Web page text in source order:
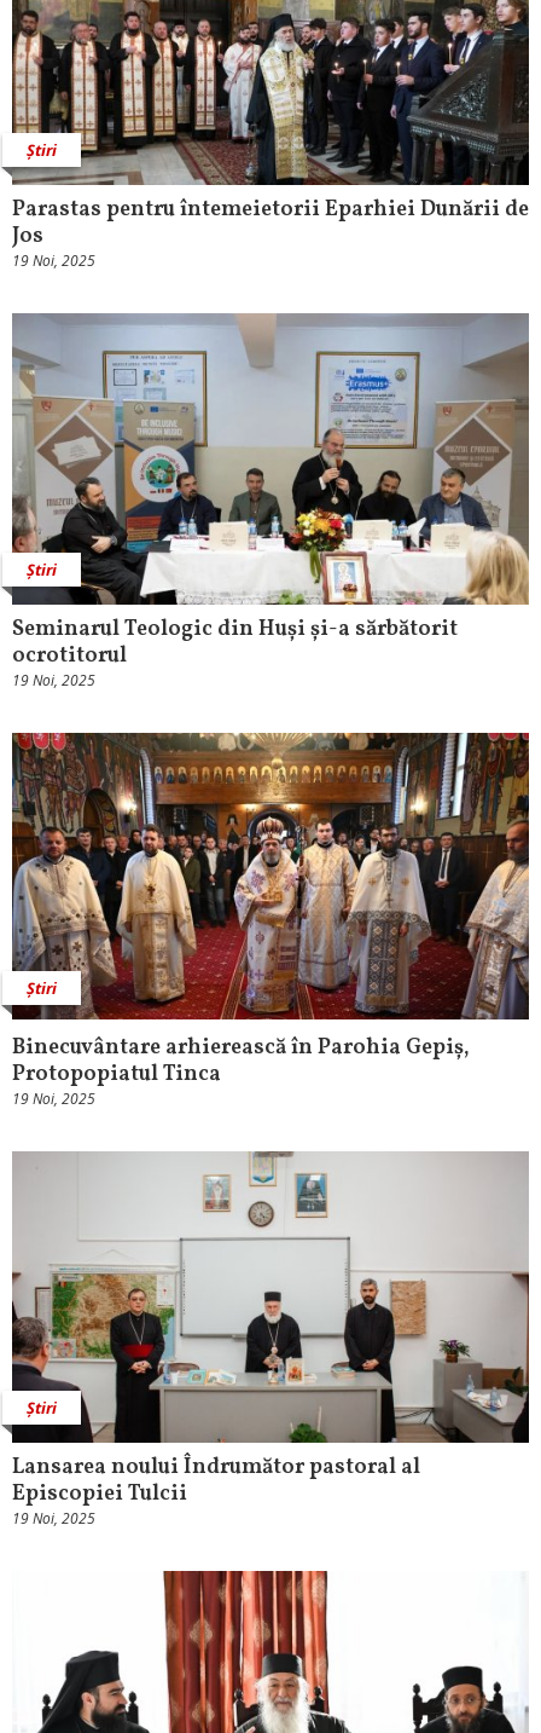
Știri
Parastas pentru întemeietorii Eparhiei Dunării de
Jos
19 Noi, 2025
Știri
Seminarul Teologic din Huși și-a sărbătorit
ocrotitorul
19 Noi, 2025
Știri
Binecuvântare arhierească în Parohia Gepiș,
Protopopiatul Tinca
19 Noi, 2025
Știri
Lansarea noului Îndrumător pastoral al
Episcopiei Tulcii
19 Noi, 2025